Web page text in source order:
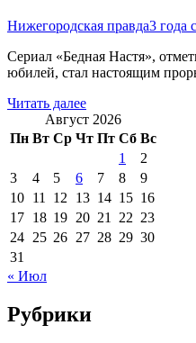
Нижегородская правда3 года
Сериал «Бедная Настя»,
юбилей, стал настоящим
Читать далее
Август 2026
Пн Вт Ср Чт Пт Сб Вс
1
2
3
4 5 6 7 8
9
10 11 12 13 14 15 16
17 18 19 20 21 22 23
24 25 26 27 28 29 30
31
« Июл
Рубрики